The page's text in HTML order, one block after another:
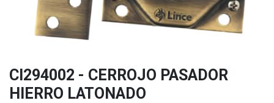
CI294002 - CERROJO PASADOR
HIERRO LATONADO